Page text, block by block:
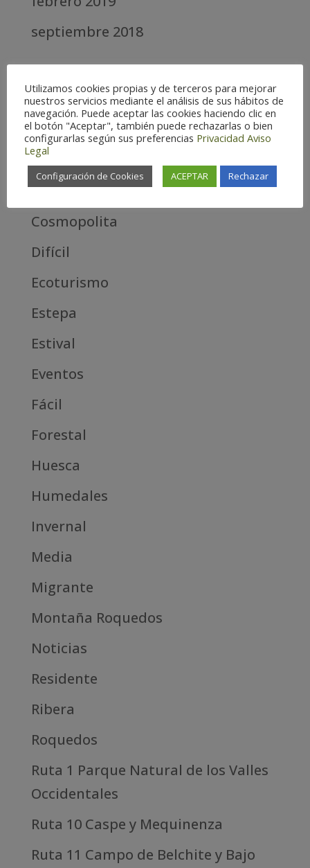
septiembre 2018
Alta
Alta Montaña
Aves estrella
Aves Todas
Cosmopolita
Difícil
Ecoturismo
Estepa
Estival
Eventos
Fácil
Forestal
Huesca
Humedales
Invernal
Media
Migrante
Montaña Roquedos
Noticias
Residente
Ribera
Roquedos
Ruta 1 Parque Natural de los Valles
Occidentales
Ruta 10 Caspe y Mequinenza
Ruta 11 Campo de Belchite y Bajo
Utilizamos cookies propias y de terceros para mejorar
nuestros servicios mediante el análisis de sus hábitos de
navegación. Puede aceptar las cookies haciendo clic en
el botón "Aceptar", también puede rechazarlas o bien
configurarlas según sus preferencias Privacidad Aviso
Legal
Configuración de Cookies ACEPTAR Rechazar